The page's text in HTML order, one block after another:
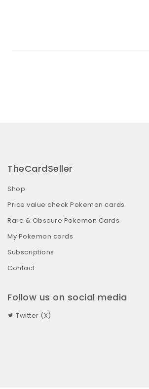
TheCardSeller
Shop
Price value check Pokemon cards
Rare & Obscure Pokemon Cards
My Pokemon cards
Subscriptions
Contact
Follow us on social media
Twitter (X)